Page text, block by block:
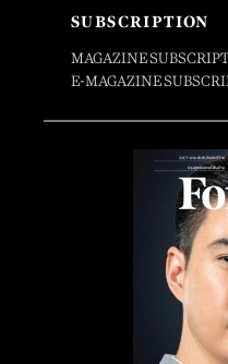
SUBSCRIPTION
MAGAZINE
E-MAGAZINE